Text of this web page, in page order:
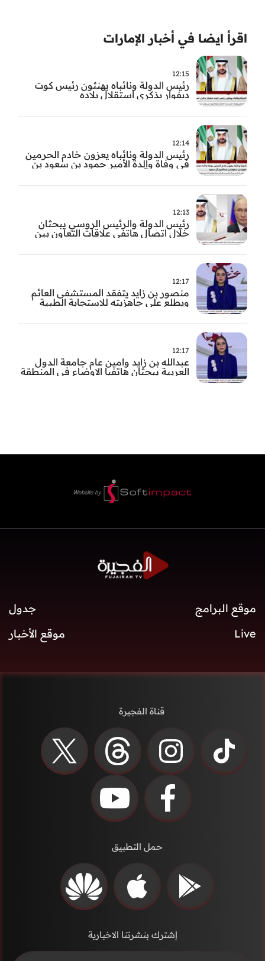
اقرأ ايضا في أخبار الإمارات
12:15
رئيس الدولة ونائباه يهنئون رئيس كوت
ديفوار بذكرى استقلال بلاده
12:14
رئيس الدولة ونائباه يعزون خادم الحرمين
في وفاة والدة الأمير حمود بن سعود بن
12:13
رئيس الدولة والرئيس الروسي يبحثان
خلال اتصال هاتفي علاقات التعاون بين
12:17
منصور بن زايد يتفقد المستشفى العائم
ويطلع على جاهزيته للاستجابة الطبية
12:17
عبدالله بن زايد وامين عام جامعة الدول
العربية يبحثان هاتفيا الاوضاع في المنطقة
موقع البرامج
جدول
Live
موقع الأخبار
قناة الفجيرة
حمل التطبيق
إشترك بنشرتنا الاخبارية